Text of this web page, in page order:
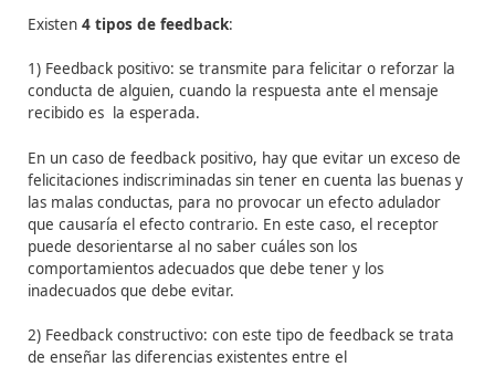
– Organizar el mensaje cuidadosamente: lo más
debe ir al principio. Así el tema será más claro.
4.Feedbacko
retroalimentación:
Feedback: información que recibe una persona
resultado de algunarespuesta.